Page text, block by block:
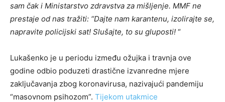
sam čak i Ministarstvo zdravstva za mišljenje. MMF ne
prestaje od nas tražiti: “Dajte nam karantenu, izolirajte se,
napravite policijski sat! Slušajte, to su gluposti! “
Lukašenko je u periodu između ožujka i travnja ove
godine odbio poduzeti drastične izvanredne mjere
zaključavanja zbog koronavirusa, nazivajući pandemiju
“masovnom psihozom”. Tijekom utakmice